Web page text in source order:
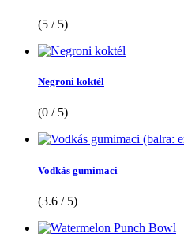
(5 / 5)
Negroni koktél
(0 / 5)
Vodkás gumimaci
(3.6 / 5)